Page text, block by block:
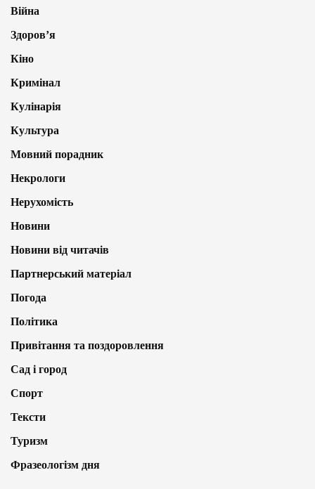
Війна
Здоров’я
Кіно
Кримінал
Кулінарія
Культура
Мовний порадник
Некрологи
Нерухомість
Новини
Новини від читачів
Партнерський матеріал
Погода
Політика
Привітання та поздоровлення
Сад і город
Спорт
Тексти
Туризм
Фразеологізм дня